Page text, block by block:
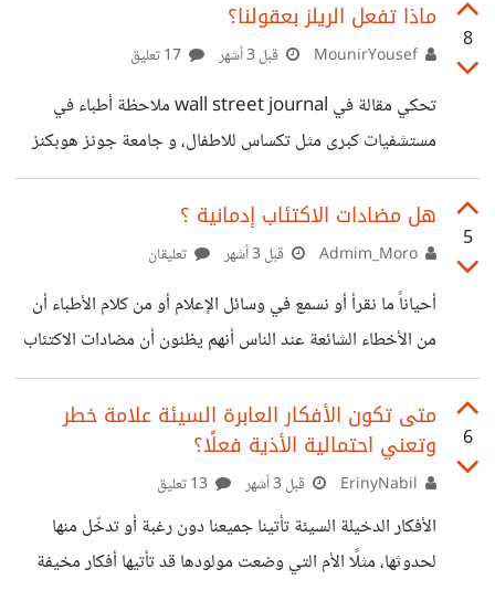
من ترك المخ يفكر في السعادة أو حتى الشعور بالسعادة التامة
في بعض المواقف لأنها تجعلنا في موقف ضعيف جدًا لو حدثت
التوقعات الجيدة ولا أحب أن أفكر في حدوثها حماية لنفسي من
الضيق إذا ما حدث العكس، وهذا كان نتاجًا
8
ماذا تفعل الريلز بعقولنا؟
قبل 3 أشهر
تحكي مقالة في wall street journal ملاحظة أطباء في
مستشفيات كبرى مثل تكساس للاطفال، و جامعة جونز هوبكنز
زيادة مفاجئة في عدد المراهقين الذين يعانون من تشنجات لا
إرادية ، و بعد الفحص تبين أن هولاء المراهقين كانوا يقضون
ساعات طويلة في مشاهدة مقاطع الفيديو القصيرة (الريلز) ،
وشخص الأطباء الحالة أنها اضطراب حركي وظيفي ناتج عن
محاكاة لا إرادية من المخ بسبب التعرض المكثف و المستمر لنفس
النوع من المقاطع. تؤثر الهواتف الذكية و مقاطع الريلز بشكل
كبير على
5
هل مضادات الاكتئاب إدمانية ؟
قبل 3 أشهر تعليقان
أحياناً ما نقرأ أو نسمع في وسائل الإعلام أو من كلام الأطباء أن
من الأخطاء الشائعة عند الناس أنهم يظنون أن مضادات الاكتئاب
إدمانية ، وهي ليست كذلك وإنما هي أدوية آمنة يمكن استخدامها
لفترات مطولة ثم تركها تدريجياً بدون مشاكل ، فأي الفريقين
كلامه أصح ؟ لتحرير محل النزاع علينا أن نعرف ماذا يقصد كلاً
من الفريقين بالضبط ، فالأطباء يقصدون الإدمان بمعناه الحرفي
والذي يتسم بعدة خصائص : 1- النشوة euphoria أو الشعور
بالسعادة أو المزاج العالي كما
6
متى تكون الأفكار العابرة السيئة علامة خطر
وتعني احتمالية الأذية فعلًا؟
قبل 3 أشهر
الأفكار الدخيلة السيئة تأتينا جميعنا دون رغبة أو تدخّل منها
لحدوثها، مثلًا الأم التي وضعت مولودها قد تأتيها أفكار مخيفة